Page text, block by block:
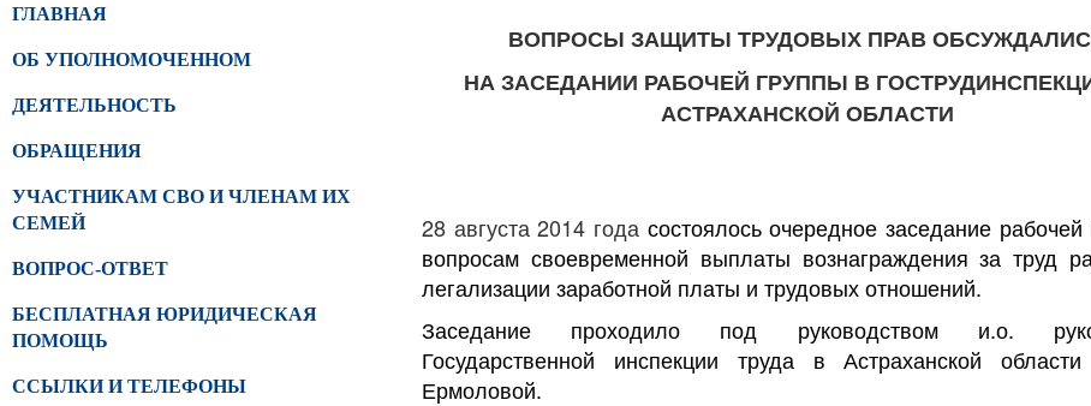
ГЛАВНАЯ
ОБ УПОЛНОМОЧЕННОМ
ДЕЯТЕЛЬНОСТЬ
ОБРАЩЕНИЯ
УЧАСТНИКАМ СВО И ЧЛЕНАМ ИХ
СЕМЕЙ
ВОПРОС-ОТВЕТ
БЕСПЛАТНАЯ ЮРИДИЧЕСКАЯ
ПОМОЩЬ
ССЫЛКИ И ТЕЛЕФОНЫ
ВОПРОСЫ ЗАЩИТЫ ТРУДОВЫХ ПРАВ
НА ЗАСЕДАНИИ РАБОЧЕЙ ГРУППЫ В
АСТРАХАНСКОЙ ОБЛАСТИ
28 августа 2014 года состоялось очередное заседание
вопросам своевременной выплаты вознаграждения за труд
легализации заработной платы и трудовых отношений.
Заседание проходило под руководством и.о.
Государственной инспекции труда в Астраханской
Ермоловой.